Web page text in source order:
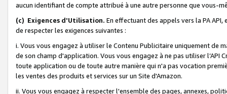
aucun identifiant de compte attribué à une autre personne que vous-
(c) Exigences d'Utilisation. En effectuant des appels vers la PA
de respecter les exigences suivantes :
i. Vous vous engagez à utiliser le Contenu Publicitaire uniquement de
de son champ d'application. Vous vous engagez à ne pas utiliser l’API
toute application ou de toute autre manière qui n'a pas vocation
les ventes des produits et services sur un Site d'Amazon.
ii. Vous vous engagez à respecter l'ensemble des pages, annexes,